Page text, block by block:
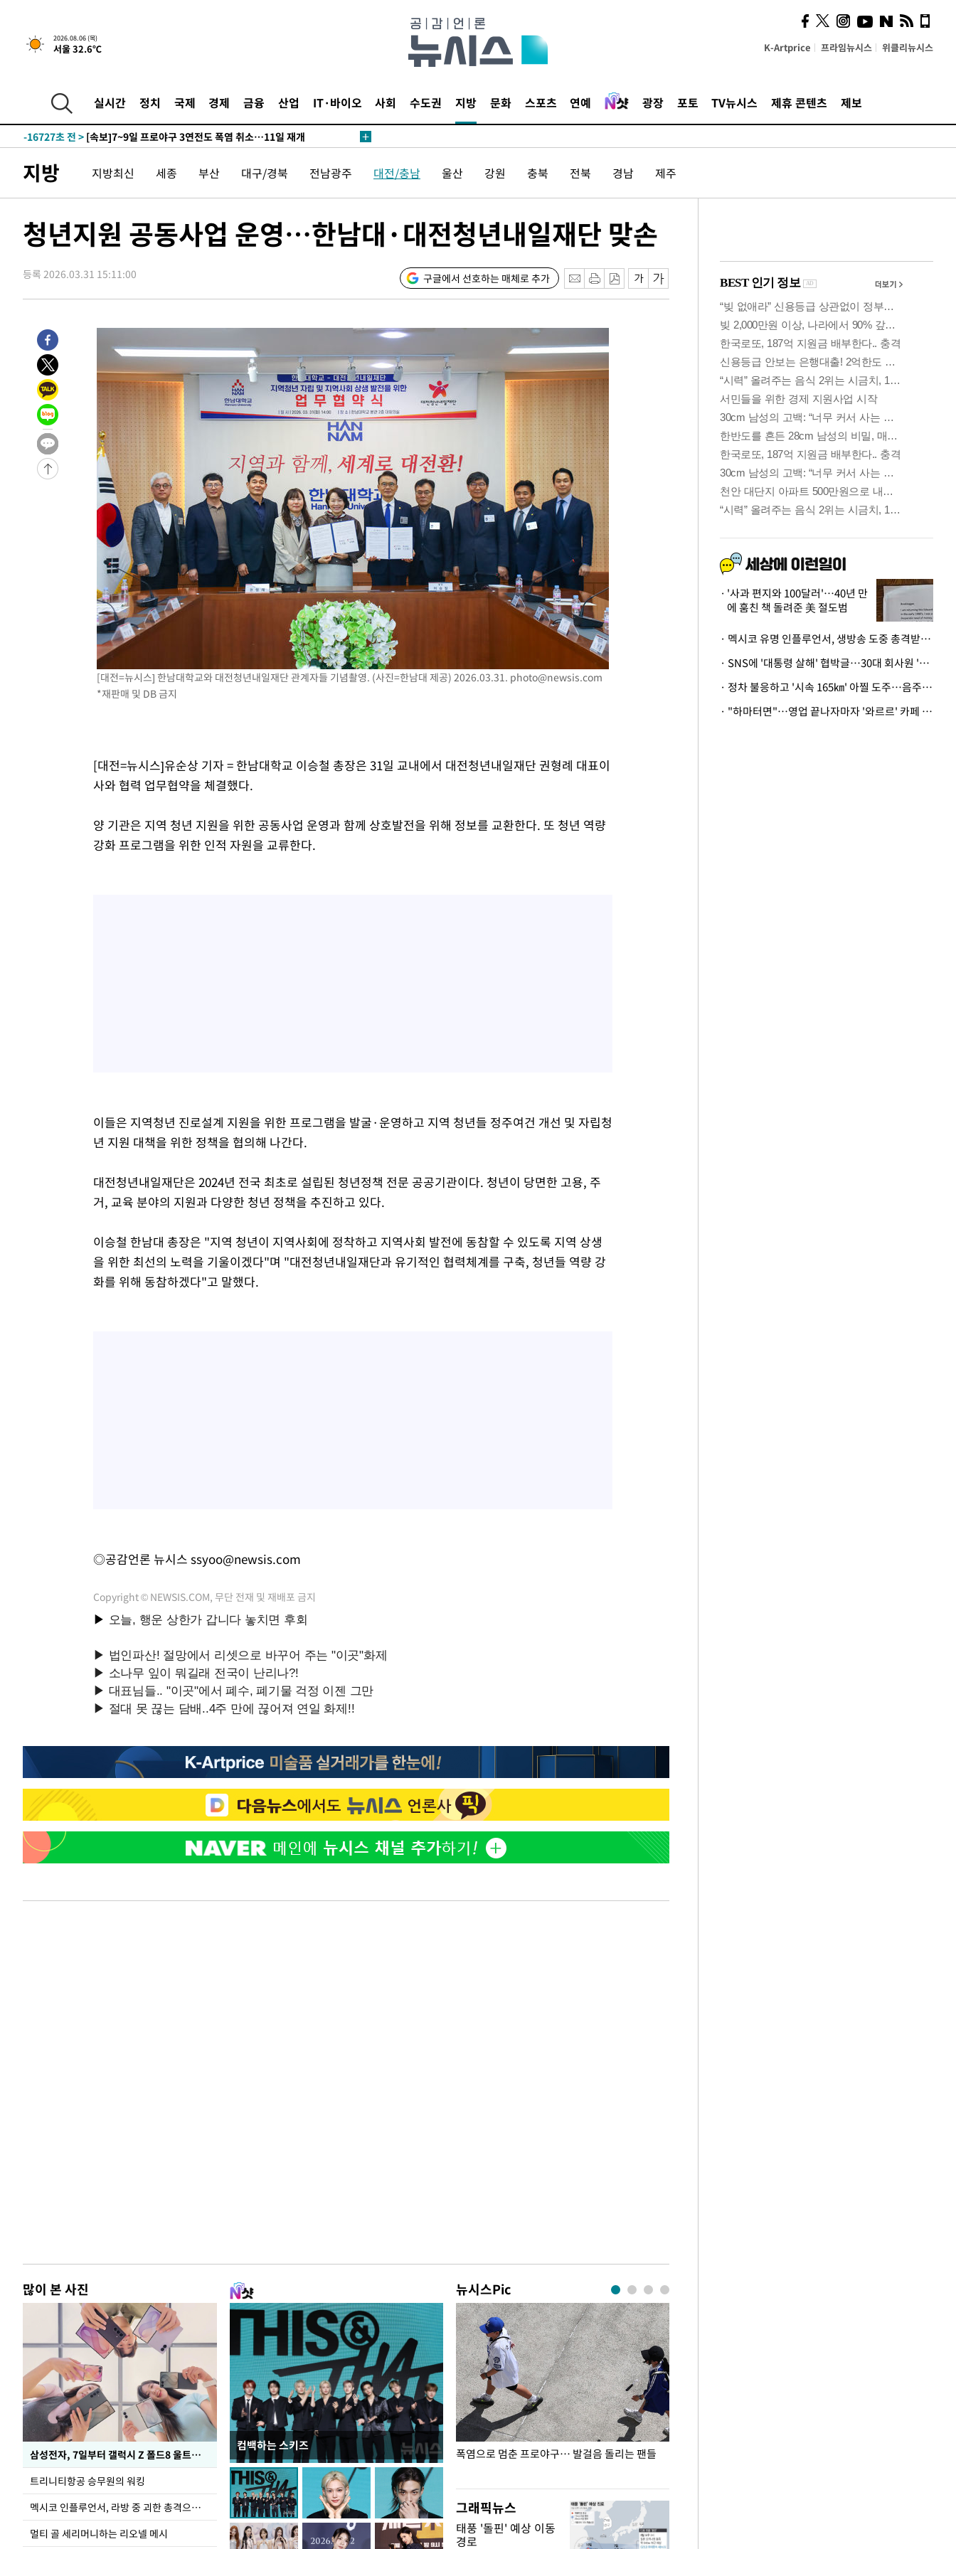
2026.08.06 (목)
서울 32.6℃ K-Artprice 프라임뉴시스 위클리뉴시스
실시간 정치 국제 경제 금융 산업 IT·바이오 사회 수도권 지방 문화 스포츠 연예 광장 포토 TV뉴시스 제휴 콘텐츠 제보
화"
-19516초 전 >日방위성, 北이 동해로 쏜 발사체는 탄도미사일 가능성
-17946초 전 >[속보] SKT, 에이닷 서비스 장애 발생…"원인 파악 중"
-16748초 전 >
'낮 최고 39도' 불볕더위…한밤 열대야도 계속[내일날씨]
-16707초 전 >
-16369초 전 > "韓 외환시장 개입 관측 배경엔 美의 대한국 무역적자 있어"
-16036초 전 >
서울 낮 37.9도, 올여름 최고치 경신…영등포 순간 '40도'
-15598초 전 >[속보]종합특검, 대검 추가 압수수색…내란 중요임무종사 혐의
-11623초 전 >[속보]코스피, 301.88포인트(4.58%) 내린 6296.38 마감
-9087초 전 >"여기 떨어졌다"…다누리, 스페이스X 로켓 달 충돌 흔적 포착
-6132초 전 >손흥민, 5경기 연속골 실패…LAFC는 승부차기 끝 과달라하라 격파
27분 전 >
27분 전 >
"美간섭에 합의 지연"…트럼프, '이란 호르무즈 통제권' 수용할까
1시간 전 >
[속보]산업장관 "李정부, 원전 반대 안해…안정 전력 위해 불가피"
1시간 전 >
[속보]경찰, '홍명보 선임 논란' 대한축구협회·축구회관 등 압수수색
-19788초 전 >
[속보]합참 "北 발사체는 단거리탄도미사일…감시·경계태세 강
-19536초 전 >
日방위성, 北이 동해로 쏜 발사체는 탄도미사일 가능성
-17966초 전 >
[속보] SKT, 에이닷 서비스 장애 발생…"원인 파악 중"
-17372초 전 >
[속보]합참 "북, 동해상으로 미상 발사체 발사"
'낮 최고 39도' 불볕더위…한밤 열대야도 계속[내일날씨]
[속보]7~9일 프로야구 3연전도 폭염 취소…11일 재개
"韓 외환시장 개입 관측 배경엔 美의 대한국 무역적자 있어"
'월드컵 탈락 후폭풍' 축구협회…초유의 압수수색에 '충격·당황'
서울 낮 37.9도, 올여름 최고치 경신…영등포 순간 '40도'
[속보]종합특검, 대검 추가 압수수색…내란 중요임무종사 혐의
[속보]코스닥, 800p 회복…0.26% 오른 801.67 마감
[속보]코스피, 301.88포인트(4.58%) 내린 6296.38 마감
[속보]원·달러 환율, 0.7원 내린 1423.8원 마감
"여기 떨어졌다"…다누리, 스페이스X 로켓 달 충돌 흔적 포착
손흥민, 5경기 연속골 실패…LAFC는 승부차기 끝 과달라하라 격파
[속보]산업장관 "李정부, 원전 반대 안해…안정 전력 위해 불가피"
[속보]경찰, '홍명보 선임 논란' 대한축구협회·축구회관 등 압수수색
지방 지방최신 세종 부산 대구/경북 전남광주 대전/충남 울산 강원 충북 전북 경남 제주
청년지원 공동사업 운영…한남대·대전청년내일재단 맞손
등록 2026.03.31 15:11:00 구글에서 선호하는 매체로 추가
[대전=뉴시스] 한남대학교와 대전청년내일재단 관계자들 기념촬영. (사진=한남대 제공) 2026.03.31. photo@newsis.com
*재판매 및 DB 금지
[대전=뉴시스]유순상 기자 = 한남대학교 이승철 총장은 31일 교내에서 대전청년내일재단 권형례 대표이
사와 협력 업무협약을 체결했다.
양 기관은 지역 청년 지원을 위한 공동사업 운영과 함께 상호발전을 위해 정보를 교환한다. 또 청년 역량
강화 프로그램을 위한 인적 자원을 교류한다.
이들은 지역청년 진로설계 지원을 위한 프로그램을 발굴·운영하고 지역 청년들 정주여건 개선 및 자립청
년 지원 대책을 위한 정책을 협의해 나간다.
대전청년내일재단은 2024년 전국 최초로 설립된 청년정책 전문 공공기관이다. 청년이 당면한 고용, 주
거, 교육 분야의 지원과 다양한 청년 정책을 추진하고 있다.
이승철 한남대 총장은 "지역 청년이 지역사회에 정착하고 지역사회 발전에 동참할 수 있도록 지역 상생
을 위한 최선의 노력을 기울이겠다"며 "대전청년내일재단과 유기적인 협력체계를 구축, 청년들 역량 강
화를 위해 동참하겠다"고 말했다.
◎공감언론 뉴시스 ssyoo@newsis.com
Copyright © NEWSIS.COM, 무단 전재 및 재배포 금지
많이 본 사진
삼성전자, 7일부터 갤럭시 Z 폴드8 울트라·폴드8·플립8 출시
트리니티항공 승무원의 워킹
멕시코 인플루언서, 라방 중 괴한 총격으로 사망
멀티 골 세리머니하는 리오넬 메시
컴백하는 스키즈
뉴시스Pic
입추 하루 앞둔 전남광주… 열화상 카메라에 담긴
폭염
폭염으로 멈춘 프로야구… 발걸음 돌리는 팬들
그래픽뉴스
태풍 '돌핀' 예상 이동
경로
의견, 국토부·LH에 충실히
전달할 것"
'사과 편지와 100달러'…40년 만
에 훔친 책 돌려준 美 절도범
· 멕시코 유명 인플루언서, 생방송 도중 총격받아 사망
· SNS에 '대통령 살해' 협박글…30대 회사원 '불구속 송치'
· 정차 불응하고 '시속 165㎞' 아찔 도주…음주운전자 체포
· "하마터면"…영업 끝나자마자 '와르르' 카페 테라스 덮친 대리석 외벽